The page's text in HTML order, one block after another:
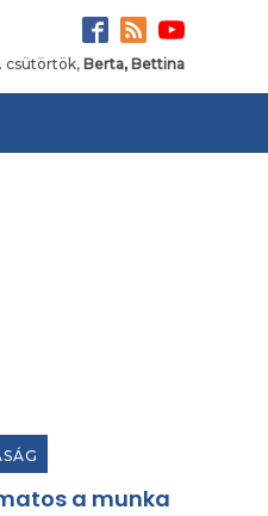
csütörtök, Berta, Bettina
a munka